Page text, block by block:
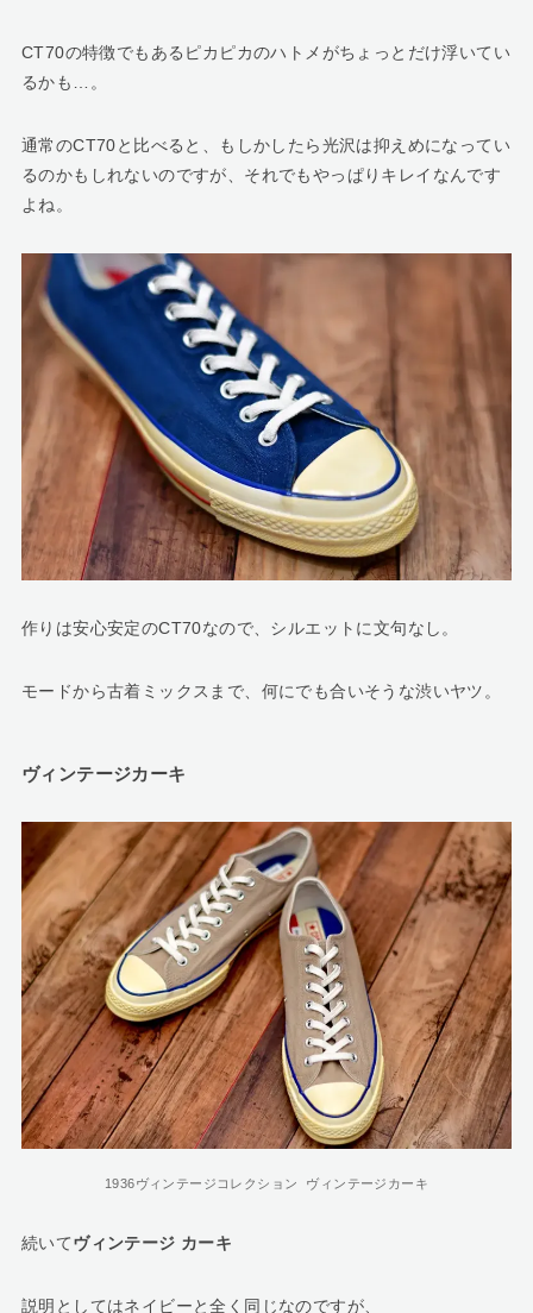
CT70の特徴でもあるピカピカのハトメがちょっとだけ浮いてい
るかも…。
通常のCT70と比べると、もしかしたら光沢は抑えめになってい
るのかもしれないのですが、それでもやっぱりキレイなんです
よね。
作りは安心安定のCT70なので、シルエットに文句なし。
モードから古着ミックスまで、何にでも合いそうな渋いヤツ。
ヴィンテージカーキ
1936ヴィンテージコレクション ヴィンテージカーキ
続いてヴィンテージ カーキ
説明としてはネイビーと全く同じなのですが、